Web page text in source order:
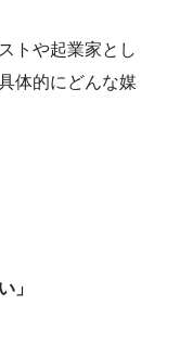
トや起業家とし
体的にどんな媒
」